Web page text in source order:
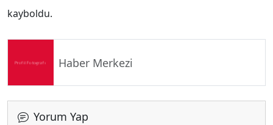
kayboldu.
Haber Merkezi
Yorum Yap